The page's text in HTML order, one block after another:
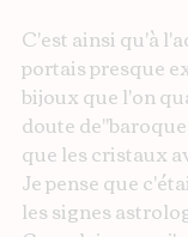
C'est ainsi qu'à
portais presque
bijoux que l'on
doute
que les cristaux
Je pense que
les signes